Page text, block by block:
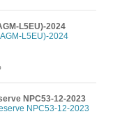
L5EU)-2024
NPC53-12-2023